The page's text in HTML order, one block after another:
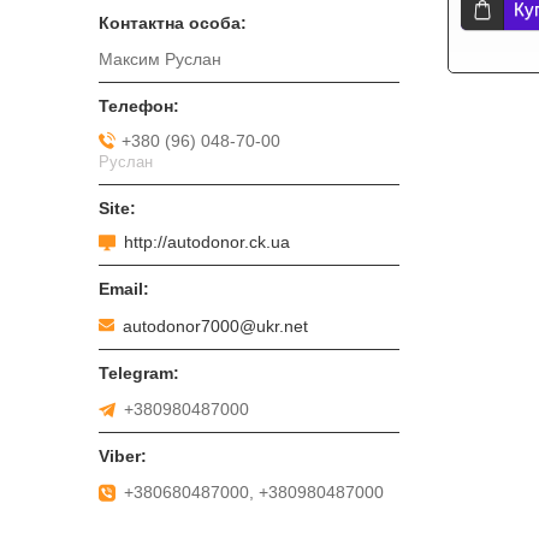
Максим Руслан
+380 (96) 048-70-00
Руслан
http://autodonor.ck.ua
autodonor7000@ukr.net
+380980487000
+380680487000, +380980487000